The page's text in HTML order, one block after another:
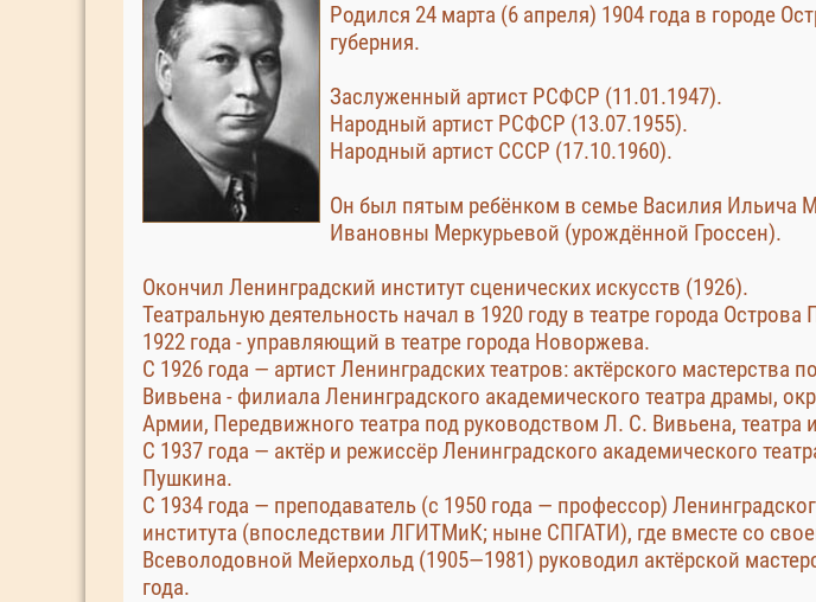
Родился 24 марта (6 апреля) 1904 года в городе
губерния.
Заслуженный артист РСФСР (11.01.1947).
Народный артист РСФСР (13.07.1955).
Народный артист СССР (17.10.1960).
Он был пятым ребёнком в семье Василия Ильича
Ивановны Меркурьевой (урождённой Гроссен).
Окончил Ленинградский институт сценических искусств (1926).
Театральную деятельность начал в 1920 году в театре города
1922 года - управляющий в театре города Новоржева.
С 1926 года — артист Ленинградских театров: актёрского мастерства
Вивьена - филиала Ленинградского академического театра драмы,
Армии, Передвижного театра под руководством Л. С. Вивьена,
С 1937 года — актёр и режиссёр Ленинградского академического
Пушкина.
С 1934 года — преподаватель (с 1950 года — профессор)
института (впоследствии ЛГИТМиК; ныне СПГАТИ), где вместе со
Всеволодовной Мейерхольд (1905—1981) руководил актёрской
года.